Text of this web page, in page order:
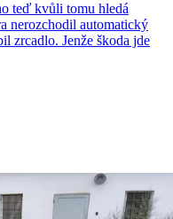
teď kvůli tomu hledá
nerozchodil automatický
zrcadlo. Jenže škoda jde